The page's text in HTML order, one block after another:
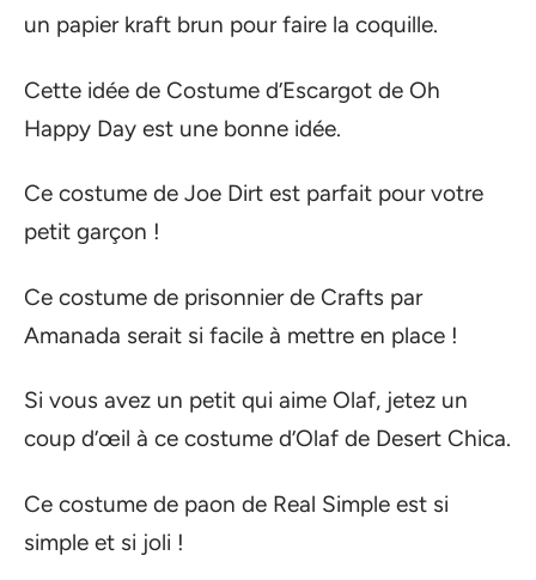
un papier kraft brun pour faire la coquille.
Cette idée de Costume d’Escargot de Oh
Happy Day est une bonne idée.
Ce costume de Joe Dirt est parfait pour votre
petit garçon !
Ce costume de prisonnier de Crafts par
Amanada serait si facile à mettre en place !
Si vous avez un petit qui aime Olaf, jetez un
coup d’œil à ce costume d’Olaf de Desert Chica.
Ce costume de paon de Real Simple est si
simple et si joli !